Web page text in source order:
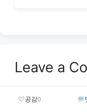
Leave a
공감0